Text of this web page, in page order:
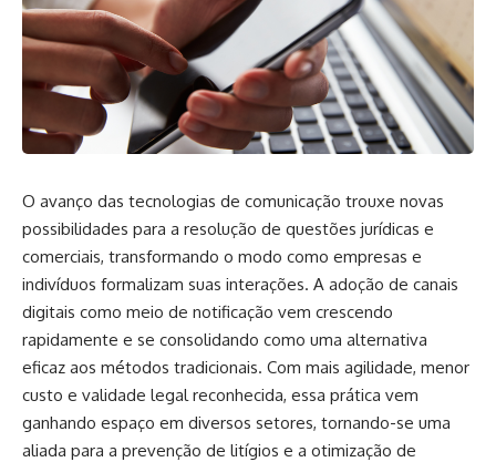
O avanço das tecnologias de comunicação trouxe novas
possibilidades para a resolução de questões jurídicas e
comerciais, transformando o modo como empresas e
indivíduos formalizam suas interações. A adoção de canais
digitais como meio de notificação vem crescendo
rapidamente e se consolidando como uma alternativa
eficaz aos métodos tradicionais. Com mais agilidade, menor
custo e validade legal reconhecida, essa prática vem
ganhando espaço em diversos setores, tornando-se uma
aliada para a prevenção de litígios e a otimização de